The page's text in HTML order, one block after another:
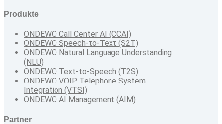
Produkte
ONDEWO Call Center AI (CCAI)
ONDEWO Speech-to-Text (S2T)
ONDEWO Natural Language Understanding
(NLU)
ONDEWO Text-to-Speech (T2S)
ONDEWO VOIP Telephone System
Integration (VTSI)
ONDEWO AI Management (AIM)
Partner